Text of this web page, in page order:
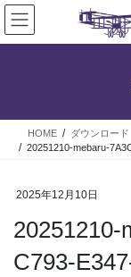
コ
ン
テ
ス
ナ
ビ
ゲ
ン
HOME
ダウンロード
20251210-mebaru-
2025年12月10日
20251210-
C793-